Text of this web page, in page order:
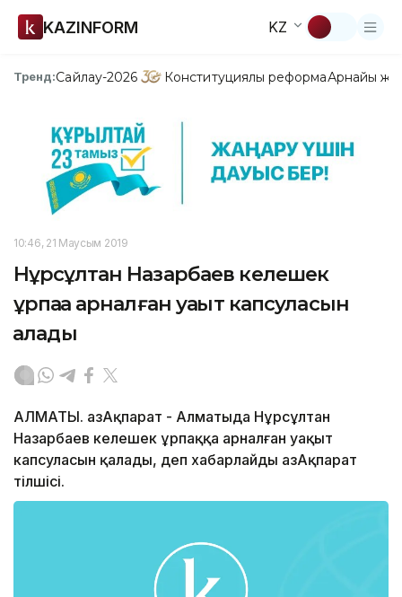
KAZINFORM KZ
Тренд:Сайлау-2026 Конституциялық реформаАрнайы
10:46, 21 Маусым 2019
Нұрсұлтан Назарбаев келешек
ұрпаққа арналған уақыт капсуласын
қалады
АЛМАТЫ. ҚазАқпарат - Алматыда Нұрсұлтан
Назарбаев келешек ұрпаққа арналған уақыт
капсуласын қалады, деп хабарлайды ҚазАқпарат
тілшісі.